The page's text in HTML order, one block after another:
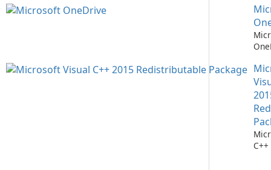
ー